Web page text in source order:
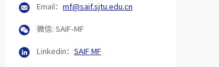
Email： mf@saif.sjtu.edu.cn
微信: SAIF-MF
Linkedin： SAIF MF